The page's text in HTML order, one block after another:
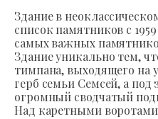
Здание в
список памятников с
самых важных
Здание уникально тем,
тимпана, выходящего на
герб семьи Семсей, а под
огромный сводчатый
Над каретными